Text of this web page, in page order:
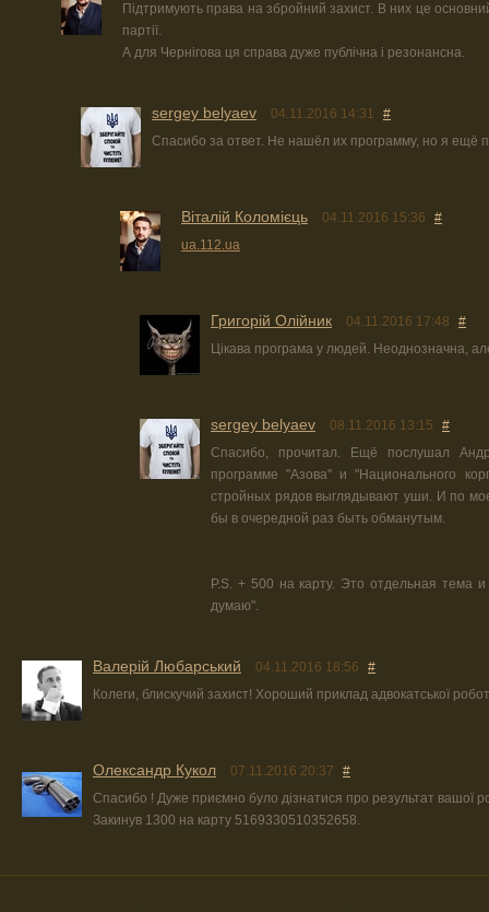
Підтримують права на збройний захист. В них це
партії.
А для Чернігова ця справа дуже публічна і резонансна.
sergey belyaev 04.11.2016 14:31
#
Спасибо за ответ. Не нашёл их программу, но я ещё
Віталій Коломієць 04.11.2016 15:36
#
ua.112.ua
Григорій Олійник 04.11.2016 17:48
#
Цікава програма у людей. Неоднозначна,
sergey belyaev 08.11.2016 13:15
#
Спасибо, прочитал. Ещё послушал
программе "Азова" и "Национального
стройных рядов выглядывают уши. И по
бы в очередной раз быть обманутым.
P.S. + 500 на карту. Это отдельная тема
думаю".
Валерій Любарський 04.11.2016 18:56
#
Колеги, блискучий захист! Хороший приклад адвокатської
Олександр Кукол 07.11.2016 20:37
#
Спасибо ! Дуже приємно було дізнатися про результат вашої
Закинув 1300 на карту 5169330510352658.